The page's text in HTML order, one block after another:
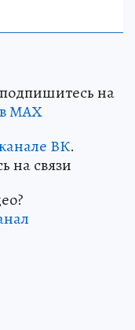
на
МАХ
ВК.
на связи